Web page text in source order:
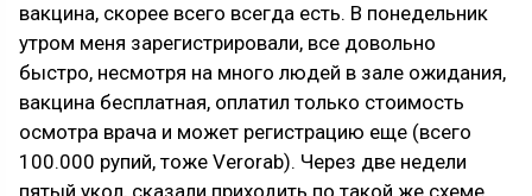
вакцина, скорее всего всегда есть. В понедельник
утром меня зарегистрировали, все довольно
быстро, несмотря на много людей в зале ожидания,
вакцина бесплатная, оплатил только стоимость
осмотра врача и может регистрацию еще (всего
100.000 рупий, тоже Verorab). Через две недели